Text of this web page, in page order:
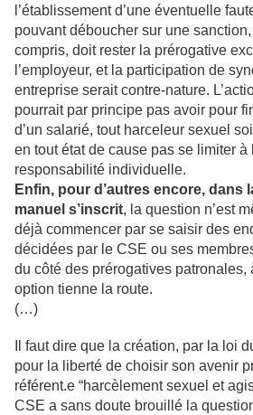
l’établissement d’une éventuelle
pouvant déboucher sur une
compris, doit rester la prérogative
l’employeur, et la participation de
entreprise serait contre-nature.
pourrait par principe pas avoir pour
d’un salarié, tout harceleur sexuel
en tout état de cause pas se limiter à
responsabilité individuelle.
Enfin, pour d’autres encore, dans
manuel s’inscrit, la question n’est
déjà commencer par se saisir des
décidées par le CSE ou ses
du côté des prérogatives patronales,
option tienne la route.
(…)
Il faut dire que la création, par la loi
pour la liberté de choisir son avenir
référent.e “harcèlement sexuel et
CSE a sans doute brouillé la